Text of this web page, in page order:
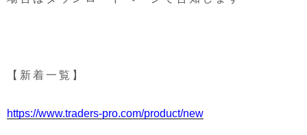
【新着一覧】
https://www.traders-pro.com/product/new